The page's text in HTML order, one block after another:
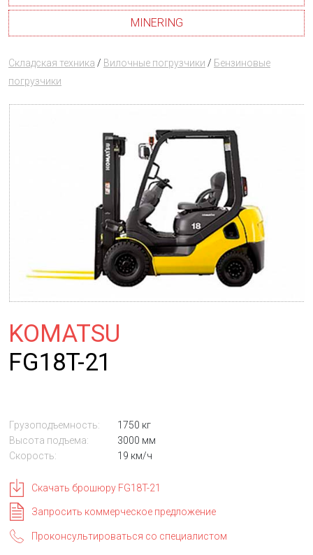
MINERING
Складская техника / Вилочные погрузчики / Бензиновые
погрузчики
KOMATSU
FG18T-21
Грузоподъемность:
1750 кг
Высота подъема:
3000 мм
Скорость:
19 км/ч
Скачать брошюру FG18T-21
Запросить коммерческое предложение
Проконсультироваться со специалистом